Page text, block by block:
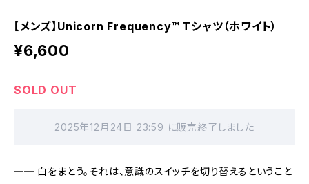
【メンズ】Unicorn Frequency™ Tシャツ（ホワイト）
¥6,600
SOLD OUT
2025年12月24日 23:59 に販売終了しました
── 白をまとう。それは、意識のスイッチを切り替えるということ